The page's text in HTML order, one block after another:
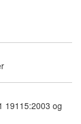
19115:2003 og